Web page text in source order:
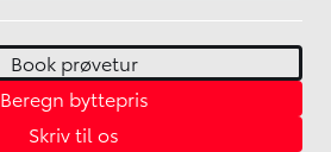
Book prøvetur
Beregn byttepris
Skriv til os